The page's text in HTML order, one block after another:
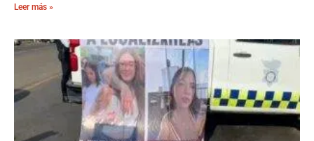
Leer más »